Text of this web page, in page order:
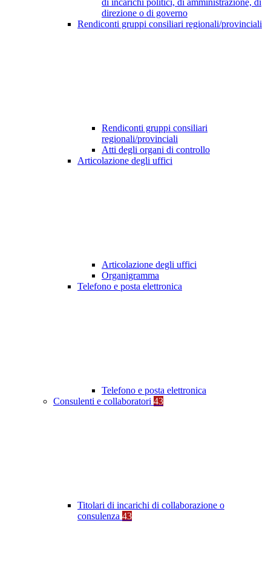
di incarichi politici, di amministrazione, di
direzione o di governo
Rendiconti gruppi consiliari regionali/provinciali
Rendiconti gruppi consiliari
regionali/provinciali
Atti degli organi di controllo
Articolazione degli uffici
Articolazione degli uffici
Organigramma
Telefono e posta elettronica
Telefono e posta elettronica
Consulenti e collaboratori 43
Titolari di incarichi di collaborazione o
consulenza 43